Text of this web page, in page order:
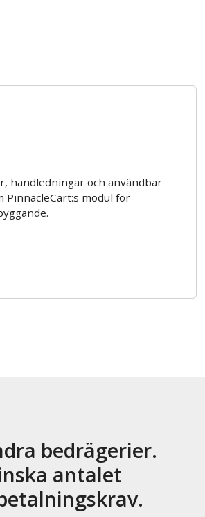
handledningar och användbar
PinnacleCart:s modul för
bedrägerier.
antalet